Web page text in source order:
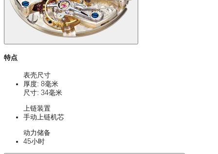
特点
表壳尺寸
厚度: 8毫米
尺寸: 34毫米
上链装置
手动上链机芯
动力储备
45小时